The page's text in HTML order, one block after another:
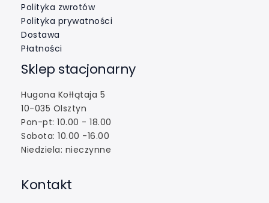
Polityka zwrotów
Polityka prywatności
Dostawa
Płatności
Sklep stacjonarny
Hugona Kołłątaja 5
10-035 Olsztyn
Pon-pt: 10.00 - 18.00
Sobota: 10.00 -16.00
Niedziela: nieczynne
Kontakt